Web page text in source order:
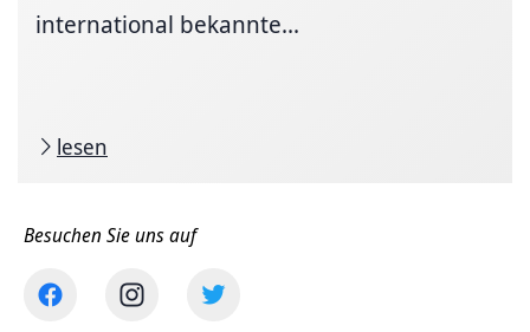
international bekannte...
lesen
Besuchen Sie uns auf